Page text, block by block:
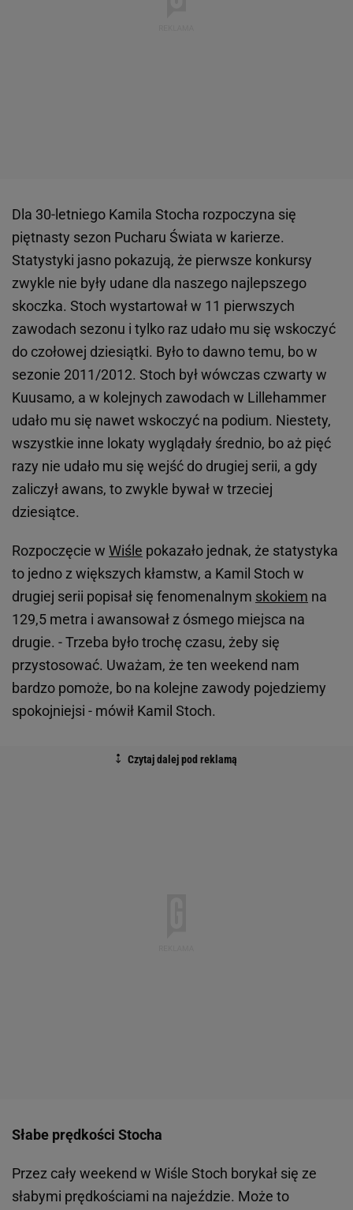
Dla 30-letniego Kamila Stocha rozpoczyna się
piętnasty sezon Pucharu Świata w karierze.
Statystyki jasno pokazują, że pierwsze konkursy
zwykle nie były udane dla naszego najlepszego
skoczka. Stoch wystartował w 11 pierwszych
zawodach sezonu i tylko raz udało mu się wskoczyć
do czołowej dziesiątki. Było to dawno temu, bo w
sezonie 2011/2012. Stoch był wówczas czwarty w
Kuusamo, a w kolejnych zawodach w Lillehammer
udało mu się nawet wskoczyć na podium. Niestety,
wszystkie inne lokaty wyglądały średnio, bo aż pięć
razy nie udało mu się wejść do drugiej serii, a gdy
zaliczył awans, to zwykle bywał w trzeciej
dziesiątce.
Rozpoczęcie w Wiśle pokazało jednak, że statystyka
to jedno z większych kłamstw, a Kamil Stoch w
drugiej serii popisał się fenomenalnym skokiem na
129,5 metra i awansował z ósmego miejsca na
drugie. - Trzeba było trochę czasu, żeby się
przystosować. Uważam, że ten weekend nam
bardzo pomoże, bo na kolejne zawody pojedziemy
spokojniejsi - mówił Kamil Stoch.
Słabe prędkości Stocha
Przez cały weekend w Wiśle Stoch borykał się ze
słabymi prędkościami na najeździe. Może to